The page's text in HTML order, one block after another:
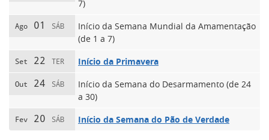
7)
Ago 01 SÁB
Início da Semana Mundial da Amamentação
(de 1 a 7)
Set 22 TER Início da Primavera
Out 24 SÁB
Início da Semana do Desarmamento (de 24
a 30)
Fev 20 SÁB Início da Semana do Pão de Verdade